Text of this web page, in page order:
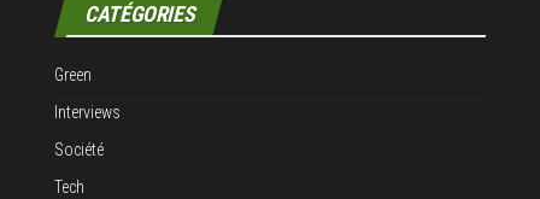
CATÉGORIES
Green
Interviews
Société
Tech